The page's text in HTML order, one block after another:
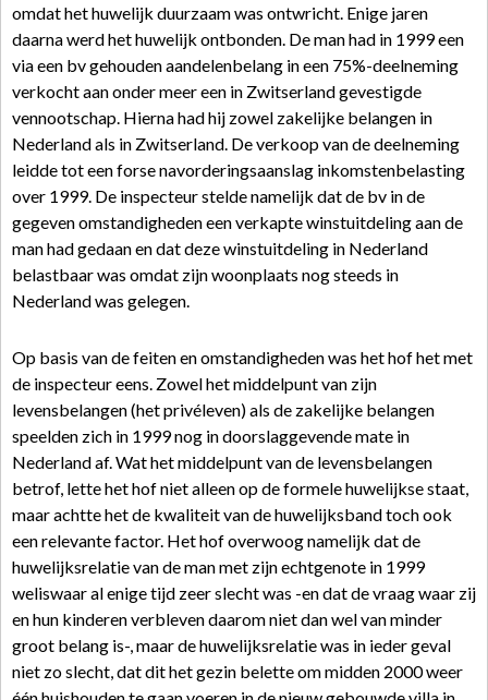
omdat het huwelijk duurzaam was ontwricht. Enige jaren
daarna werd het huwelijk ontbonden. De man had in 1999 een
via een bv gehouden aandelenbelang in een 75%-deelneming
verkocht aan onder meer een in Zwitserland gevestigde
vennootschap. Hierna had hij zowel zakelijke belangen in
Nederland als in Zwitserland. De verkoop van de deelneming
leidde tot een forse navorderingsaanslag inkomstenbelasting
over 1999. De inspecteur stelde namelijk dat de bv in de
gegeven omstandigheden een verkapte winstuitdeling aan de
man had gedaan en dat deze winstuitdeling in Nederland
belastbaar was omdat zijn woonplaats nog steeds in
Nederland was gelegen.
Op basis van de feiten en omstandigheden was het hof het met
de inspecteur eens. Zowel het middelpunt van zijn
levensbelangen (het privéleven) als de zakelijke belangen
speelden zich in 1999 nog in doorslaggevende mate in
Nederland af. Wat het middelpunt van de levensbelangen
betrof, lette het hof niet alleen op de formele huwelijkse staat,
maar achtte het de kwaliteit van de huwelijksband toch ook
een relevante factor. Het hof overwoog namelijk dat de
huwelijksrelatie van de man met zijn echtgenote in 1999
weliswaar al enige tijd zeer slecht was -en dat de vraag waar zij
en hun kinderen verbleven daarom niet dan wel van minder
groot belang is-, maar de huwelijksrelatie was in ieder geval
niet zo slecht, dat dit het gezin belette om midden 2000 weer